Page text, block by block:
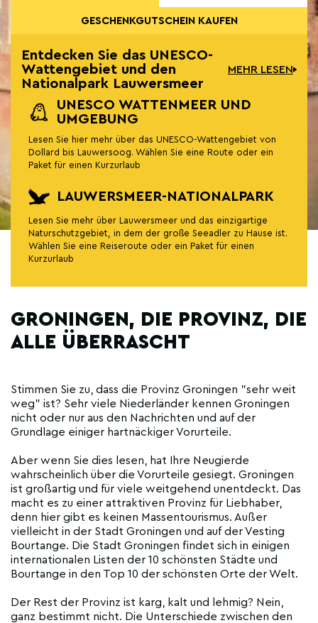
GESCHENKGUTSCHEIN KAUFEN
Entdecken Sie das UNESCO-
Wattengebiet und den
Nationalpark Lauwersmeer
MEHR LESEN
UNESCO WATTENMEER UND
UMGEBUNG
Lesen Sie hier mehr über das UNESCO-Wattengebiet von
Dollard bis Lauwersoog. Wählen Sie eine Route oder ein
Paket für einen Kurzurlaub
LAUWERSMEER-NATIONALPARK
Lesen Sie mehr über Lauwersmeer und das einzigartige
Naturschutzgebiet, in dem der große Seeadler zu Hause ist.
Wählen Sie eine Reiseroute oder ein Paket für einen
Kurzurlaub
GRONINGEN, DIE PROVINZ, DIE
ALLE ÜBERRASCHT
Stimmen Sie zu, dass die Provinz Groningen "sehr weit
weg" ist? Sehr viele Niederländer kennen Groningen
nicht oder nur aus den Nachrichten und auf der
Grundlage einiger hartnäckiger Vorurteile.
Aber wenn Sie dies lesen, hat Ihre Neugierde
wahrscheinlich über die Vorurteile gesiegt. Groningen
ist großartig und für viele weitgehend unentdeckt. Das
macht es zu einer attraktiven Provinz für Liebhaber,
denn hier gibt es keinen Massentourismus. Außer
vielleicht in der Stadt Groningen und auf der Vesting
Bourtange. Die Stadt Groningen findet sich in einigen
internationalen Listen der 10 schönsten Städte und
Bourtange in den Top 10 der schönsten Orte der Welt.
Der Rest der Provinz ist karg, kalt und lehmig? Nein,
ganz bestimmt nicht. Die Unterschiede zwischen den